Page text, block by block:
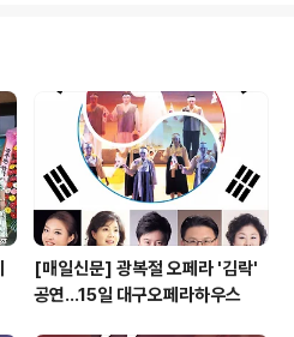
[매일신문] 광복절 오페라 '김락'
공연…15일 대구오페라하우스